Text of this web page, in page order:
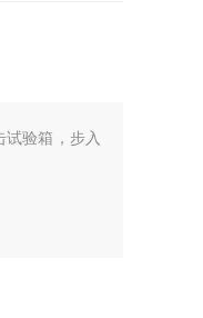
验箱，步入